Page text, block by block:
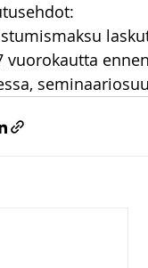
vuorokautta